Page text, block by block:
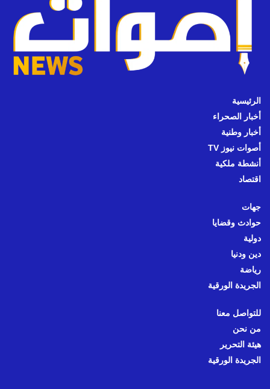
الرئيسية
أخبار الصحراء
أخبار وطنية
أصوات نيوز TV
أنشطة ملكية
اقتصاد
جهات
حوادث وقضايا
دولية
دين ودنيا
رياضة
الجريدة الورقية
للتواصل معنا
من نحن
هيئة التحرير
الجريدة الورقية